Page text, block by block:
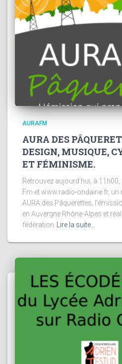
AURAFM
AURA DES
DESIGN, MUSIQUE,
ET FÉMINISME.
Retrouvez aujourd’hui, à
Fm et www.radio-ondaine.fr,
AURA des Pâquerettes,
en Auvergne Rhône-Alpes et
fédération
Lire la suite…